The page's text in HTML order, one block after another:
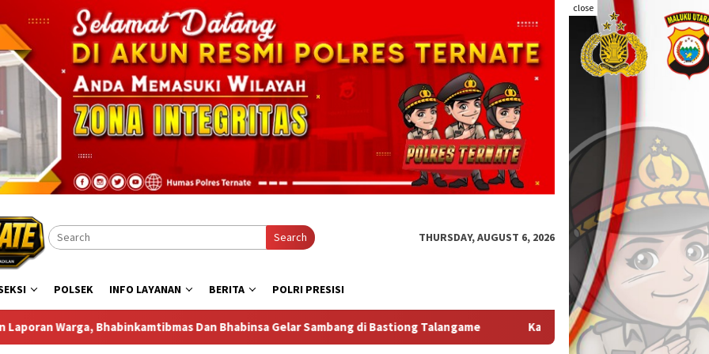
close
Search THURSDAY, AUGUST 6, 2026
POLSEK INFO LAYANAN BERITA POLRI PRESISI
Dan Bhabinsa Gelar Sambang di Bastiong Talangame Kapolda Malut Tegaskan Audit Itwasum Polri Jadi Momentum